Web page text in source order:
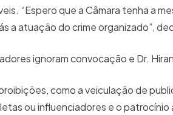
“Espero que a Câmara tenha a
a atuação do crime organizado”,
ignoram convocação e Dr.
como a veiculação de
ou influenciadores e o